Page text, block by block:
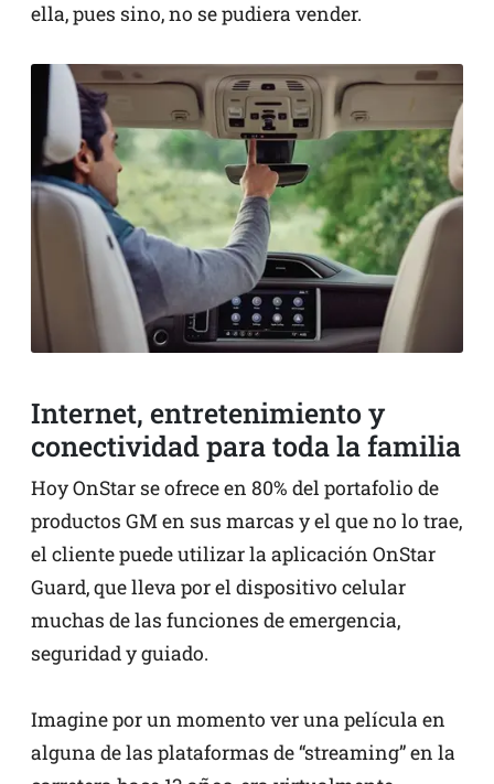
ella, pues sino, no se pudiera vender.
Internet, entretenimiento y
conectividad para toda la familia
Hoy OnStar se ofrece en 80% del portafolio de
productos GM en sus marcas y el que no lo trae,
el cliente puede utilizar la aplicación OnStar
Guard, que lleva por el dispositivo celular
muchas de las funciones de emergencia,
seguridad y guiado.
Imagine por un momento ver una película en
alguna de las plataformas de “streaming” en la